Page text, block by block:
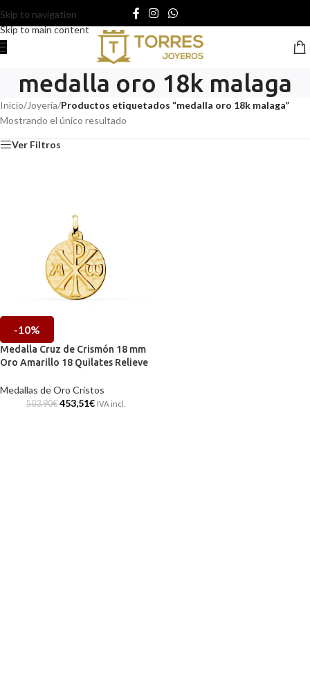
Skip to navigation
Skip to main content
medalla oro 18k malaga
Inicio/Joyería/Productos etiquetados “medalla oro 18k malaga”
Mostrando el único resultado
Ver Filtros
-10%
Medalla Cruz de Crismón 18 mm
Oro Amarillo 18 Quilates Relieve
Medallas de Oro Cristos
503,90€ 453,51€ IVA incl.